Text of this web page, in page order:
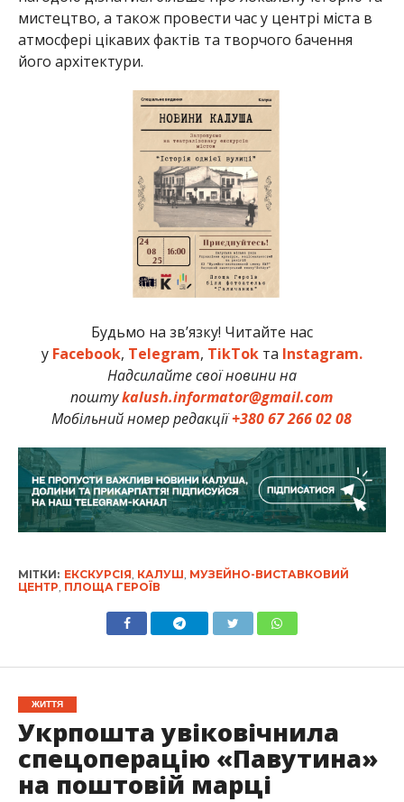
мистецтво, а також провести час у центрі міста в
атмосфері цікавих фактів та творчого бачення
його архітектури.
Будьмо на зв’язку! Читайте нас
у Facebook, Telegram, TikTokта Instagram.
Надсилайте свої новини на
поштуkalush.informator@gmail.com
Мобільний номер редакції+380 67 266 02 08
МІТКИ: ЕКСКУРСІЯ КАЛУШ МУЗЕЙНО-ВИСТАВКОВИЙ
ЦЕНТР ПЛОЩА ГЕРОЇВ
ЖИТТЯ
Укрпошта увіковічнила
спецоперацію «Павутина»
на поштовій марці